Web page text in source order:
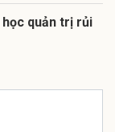
quản trị rủi